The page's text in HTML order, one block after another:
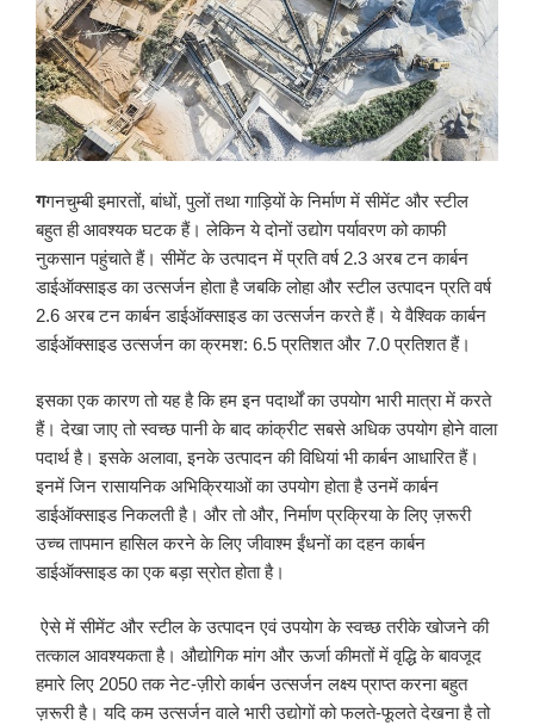
गगनचुम्बी इमारतों, बांधों, पुलों तथा गाड़ियों के निर्माण में सीमेंट और स्टील
बहुत ही आवश्यक घटक हैं। लेकिन ये दोनों उद्योग पर्यावरण को काफी
नुकसान पहुंचाते हैं। सीमेंट के उत्पादन में प्रति वर्ष 2.3 अरब टन कार्बन
डाईऑक्साइड का उत्सर्जन होता है जबकि लोहा और स्टील उत्पादन प्रति वर्ष
2.6 अरब टन कार्बन डाईऑक्साइड का उत्सर्जन करते हैं। ये वैश्विक कार्बन
डाईऑक्साइड उत्सर्जन का क्रमश: 6.5 प्रतिशत और 7.0 प्रतिशत हैं।
इसका एक कारण तो यह है कि हम इन पदार्थों का उपयोग भारी मात्रा में करते
हैं। देखा जाए तो स्वच्छ पानी के बाद कांक्रीट सबसे अधिक उपयोग होने वाला
पदार्थ है। इसके अलावा, इनके उत्पादन की विधियां भी कार्बन आधारित हैं।
इनमें जिन रासायनिक अभिक्रियाओं का उपयोग होता है उनमें कार्बन
डाईऑक्साइड निकलती है। और तो और, निर्माण प्रक्रिया के लिए ज़रूरी
उच्च तापमान हासिल करने के लिए जीवाश्म ईंधनों का दहन कार्बन
डाईऑक्साइड का एक बड़ा स्रोत होता है।
ऐसे में सीमेंट और स्टील के उत्पादन एवं उपयोग के स्वच्छ तरीके खोजने की
तत्काल आवश्यकता है। औद्योगिक मांग और ऊर्जा कीमतों में वृद्धि के बावजूद
हमारे लिए 2050 तक नेट-ज़ीरो कार्बन उत्सर्जन लक्ष्य प्राप्त करना बहुत
ज़रूरी है। यदि कम उत्सर्जन वाले भारी उद्योगों को फलते-फूलते देखना है तो